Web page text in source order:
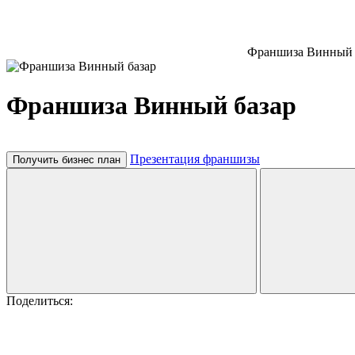
Франшиза Винный
Франшиза Винный базар
Получить бизнес план Презентация франшизы
Поделиться: